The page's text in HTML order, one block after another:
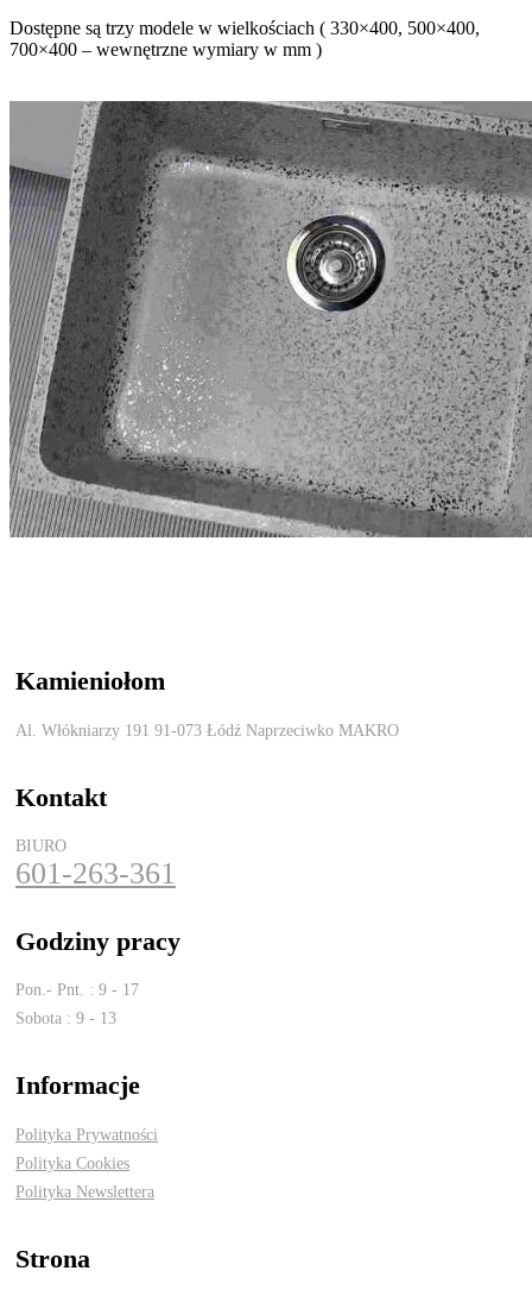
Dostępne są trzy modele w wielkościach ( 330×400, 500×400,
700×400 – wewnętrzne wymiary w mm )
Kamieniołom
Al. Włókniarzy 191 91-073 Łódź Naprzeciwko MAKRO
Kontakt
BIURO
601-263-361
Godziny pracy
Pon.- Pnt. : 9 - 17
Sobota : 9 - 13
Informacje
Polityka Prywatności
Polityka Cookies
Polityka Newslettera
Strona